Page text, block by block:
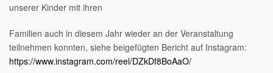
unserer Kinder mit ihren
Familien auch in diesem Jahr wieder an der Veranstaltung
teilnehmen konnten, siehe beigefügten Bericht auf Instagram:
https://www.instagram.com/reel/DZkDf8BoAaO/